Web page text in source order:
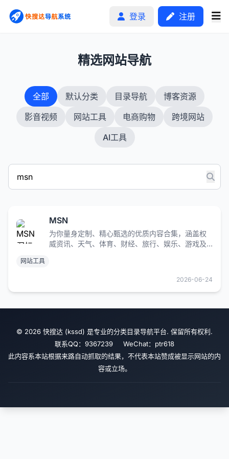
登录 注册
分类排行
申请收录
自助广告
精选网站导航
全部 默认分类 目录导航
博客资源
影音视频
网站工具 电商购物
跨境网站
AI工具
MSN
为你量身定制、精心甄选的优质内容合集，涵盖权
威资讯、天气、体育、财经、旅行、娱乐、游戏及
网站工具
2026-06-24
© 2026 快搜达 (kssd) 是专业的分类目录导航平台. 保留所有权利.
联系QQ：9367239 WeChat：ptr618
此内容系本站根据来路自动抓取的结果，不代表本站赞成被显示网站的内
容或立场。